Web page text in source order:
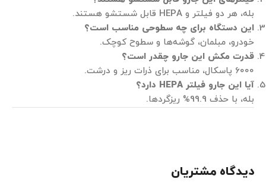
بله، هر دو فیلتر و HEPA قابل شستشو هستند.
این دستگاه برای چه سطوحی مناسب است؟
خودرو، مبلمان، گوشه‌ها و سطوح کوچک.
قدرت مکش این جارو چقدر است؟
6000 پاسکال، مناسب برای ذرات ریز و درشت.
آیا این جارو فیلتر
دارد؟
بله، با حذف 99.9% ریزگردها.
دیدگاه مشتریان